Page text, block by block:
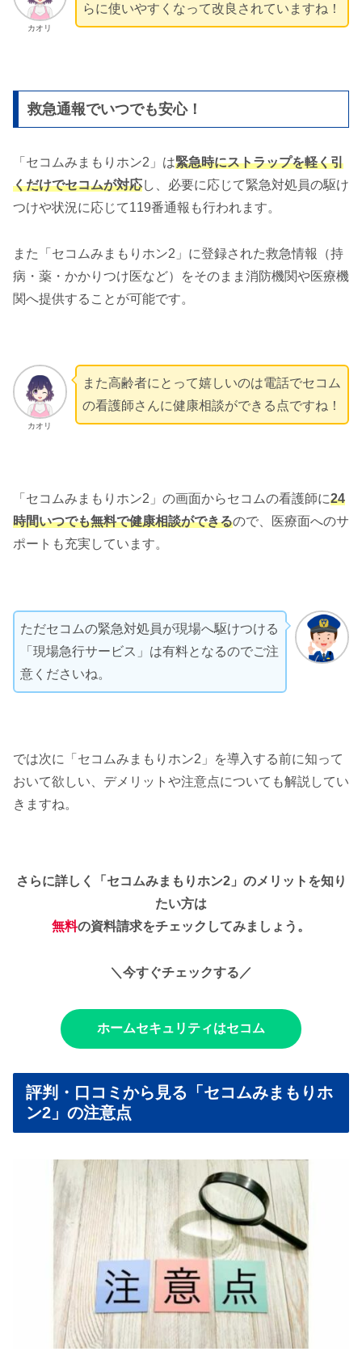
カオリ
らに使いやすくなって改良されていますね！
救急通報でいつでも安心！
「セコムみまもりホン2」は緊急時にストラップを軽く引
くだけでセコムが対応し、必要に応じて緊急対処員の駆け
つけや状況に応じて119番通報も行われます。
また「セコムみまもりホン2」に登録された救急情報（持
病・薬・かかりつけ医など）をそのまま消防機関や医療機
関へ提供することが可能です。
カオリ
また高齢者にとって嬉しいのは電話でセコム
の看護師さんに健康相談ができる点ですね！
「セコムみまもりホン2」の画面からセコムの看護師に24
時間いつでも無料で健康相談ができるので、医療面へのサ
ポートも充実しています。
ただセコムの緊急対処員が現場へ駆けつける
「現場急行サービス」は有料となるのでご注
意くださいね。
では次に「セコムみまもりホン2」を導入する前に知って
おいて欲しい、デメリットや注意点についても解説してい
きますね。
さらに詳しく「セコムみまもりホン2」のメリットを知り
たい方は
無料の資料請求をチェックしてみましょう。
＼今すぐチェックする／
ホームセキュリティはセコム
評判・口コミから見る「セコムみまもりホ
ン2」の注意点